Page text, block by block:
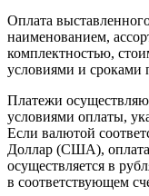
Оплата
наименованием,
комплектностью,
условиями и сроками
Платежи
условиями оплаты,
Если валютой
Доллар (США), оплата
осуществляется в
в соответствующем